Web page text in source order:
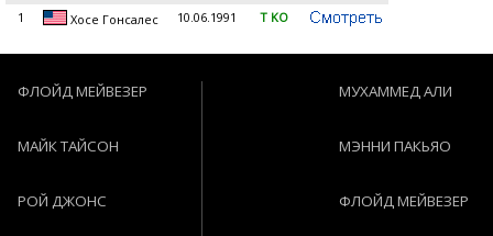
1 Хосе Гонсалес 10.06.1991 T KO
ФЛОЙД МЕЙВЕЗЕР
МАЙК ТАЙСОН
РОЙ ДЖОНС
МУХАММЕД АЛИ
МЭННИ ПАКЬЯО
ФЛОЙД МЕЙВЕЗЕР